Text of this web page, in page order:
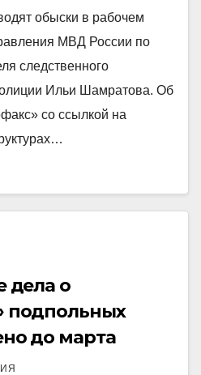
обыски в рабочем
МВД России по
следственного
Ильи Шамратова. Об
со ссылкой на
дела о
подпольных
до марта